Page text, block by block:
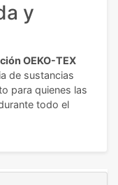
y
OEKO-TEX
de sustancias
para quienes las
todo el